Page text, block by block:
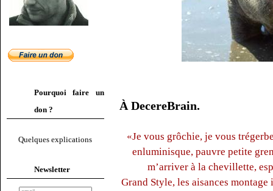
Pourquoi faire un
don ?
Quelques explications
Newsletter
À DecereBrain.
«Je vous grôchie, je vous
enluminisque, pauvre petite
m’arriver à la chevillette,
Grand Style, les aisances